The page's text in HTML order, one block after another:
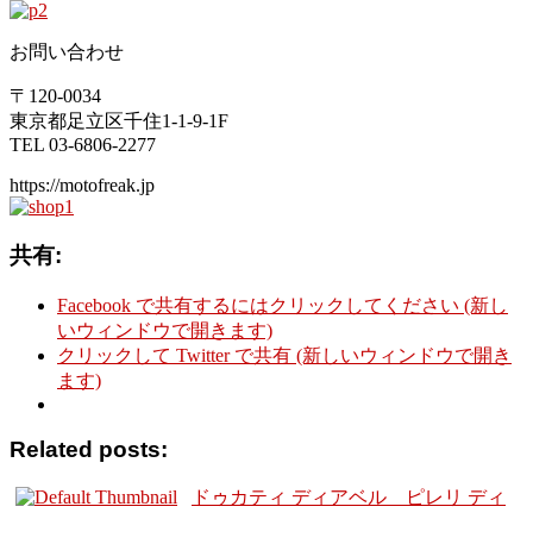
お問い合わせ
〒120-0034
東京都足立区千住1-1-9-1F
TEL 03-6806-2277
https://motofreak.jp
共有:
Facebook で共有するにはクリックしてください (新し
いウィンドウで開きます)
クリックして Twitter で共有 (新しいウィンドウで開き
ます)
Related posts:
ドゥカティ ディアベル ピレリ ディ